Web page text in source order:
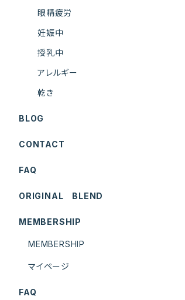
眼精疲労
妊娠中
授乳中
アレルギー
乾き
BLOG
CONTACT
FAQ
ORIGINAL BLEND
MEMBERSHIP
MEMBERSHIP
マイページ
FAQ